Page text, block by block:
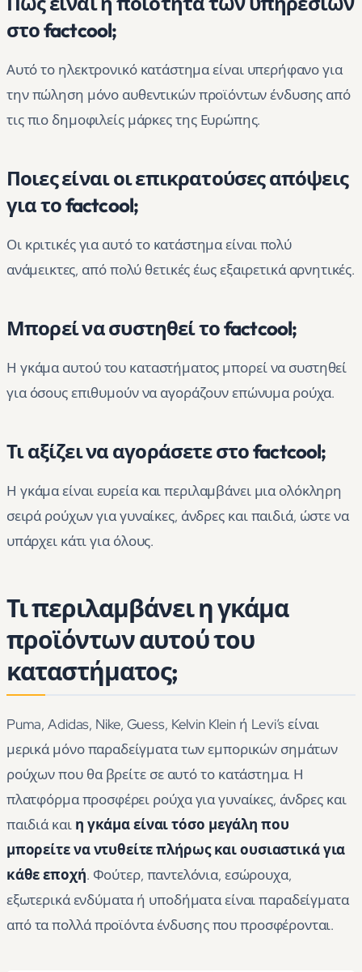
στο factcool;
Αυτό το ηλεκτρονικό κατάστημα είναι υπερήφανο για
την πώληση μόνο αυθεντικών προϊόντων ένδυσης από
τις πιο δημοφιλείς μάρκες της Ευρώπης.
Ποιες είναι οι επικρατούσες απόψεις
για το factcool;
Οι κριτικές για αυτό το κατάστημα είναι πολύ
ανάμεικτες, από πολύ θετικές έως εξαιρετικά αρνητικές.
Μπορεί να συστηθεί το factcool;
Η γκάμα αυτού του καταστήματος μπορεί να συστηθεί
για όσους επιθυμούν να αγοράζουν επώνυμα ρούχα.
Τι αξίζει να αγοράσετε στο factcool;
Η γκάμα είναι ευρεία και περιλαμβάνει μια ολόκληρη
σειρά ρούχων για γυναίκες, άνδρες και παιδιά, ώστε να
υπάρχει κάτι για όλους.
Τι περιλαμβάνει η γκάμα
προϊόντων αυτού του
καταστήματος;
Puma, Adidas, Nike, Guess, Kelvin Klein ή Levi’s είναι
μερικά μόνο παραδείγματα των εμπορικών σημάτων
ρούχων που θα βρείτε σε αυτό το κατάστημα. Η
πλατφόρμα προσφέρει ρούχα για γυναίκες, άνδρες και
παιδιά και η γκάμα είναι τόσο μεγάλη που
μπορείτε να ντυθείτε πλήρως και ουσιαστικά για
κάθε εποχή. Φούτερ, παντελόνια, εσώρουχα,
εξωτερικά ενδύματα ή υποδήματα είναι παραδείγματα
από τα πολλά προϊόντα ένδυσης που προσφέρονται.